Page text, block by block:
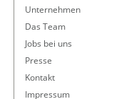
Unternehmen
Das Team
Jobs bei uns
Presse
Kontakt
Impressum